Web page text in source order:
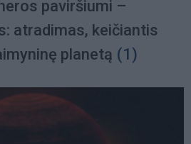
paviršiumi –
atradimas, keičiantis
planetą (1)